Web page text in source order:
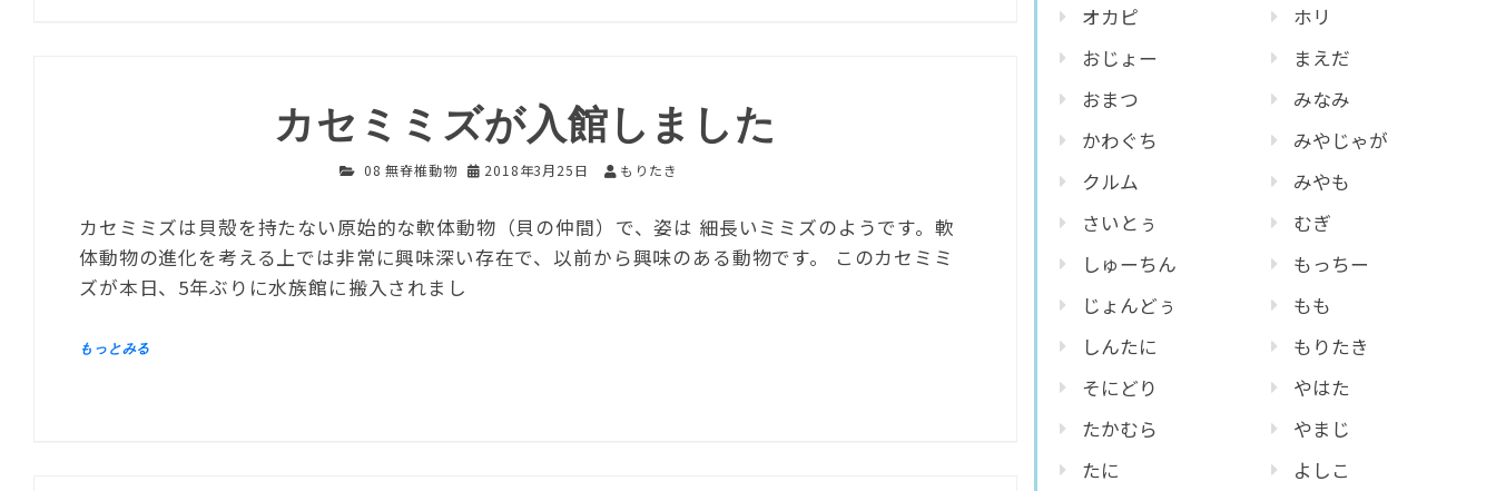
カセミミズが入館しました
08 無脊椎動物 2018年3月25日 もりたき
カセミミズは貝殻を持たない原始的な軟体動物（貝の仲間）で、姿は 細長いミミズのようです。軟
体動物の進化を考える上では非常に興味深い存在で、以前から興味のある動物です。 このカセミミ
ズが本日、5年ぶりに水族館に搬入されまし
オカピ
おじょー
おまつ
かわぐち
クルム
さいとぅ
しゅーちん
じょんどぅ
しんたに
そにどり
たかむら
たに
ホリ
まえだ
みなみ
みやじゃが
みやも
むぎ
もっちー
もも
もりたき
やはた
やまじ
よしこ